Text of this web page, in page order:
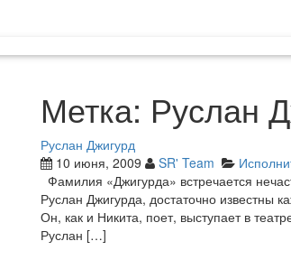
Метка: Руслан
Руслан Джигурд
10 июня, 2009
SR' Team
Фамилия «Джигурда» встречается
Руслан Джигурда, достаточно известны
Он, как и Никита, поет, выступает в
Руслан […]